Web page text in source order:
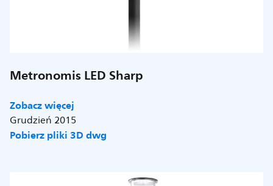
Metronomis LED Sharp
Zobacz więcej
Grudzień 2015
Pobierz pliki 3D dwg